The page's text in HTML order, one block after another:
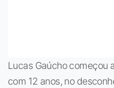
Lucas Gaúcho começou
com 12 anos, no